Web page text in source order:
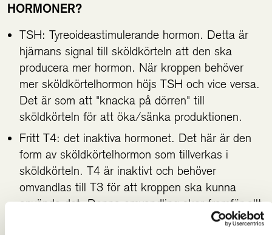
HORMONER?
TSH: Tyreoideastimulerande hormon. Detta är
hjärnans signal till sköldkörteln att den ska
producera mer hormon. När kroppen behöver
mer sköldkörtelhormon höjs TSH och vice versa.
Det är som att "knacka på dörren" till
sköldkörteln för att öka/sänka produktionen.
Fritt T4: det inaktiva hormonet. Det här är den
form av sköldkörtelhormon som tillverkas i
sköldkörteln. T4 är inaktivt och behöver
omvandlas till T3 för att kroppen ska kunna
använda det. Denna omvandling sker framför allt